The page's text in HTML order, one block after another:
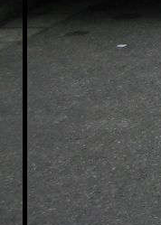
ITaxi-Dreieichenhain